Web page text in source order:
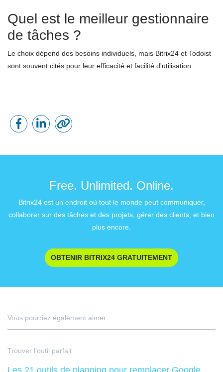
Quel est le meilleur gestionnaire
de tâches ?
Le choix dépend des besoins individuels, mais Bitrix24 et Todoist
sont souvent cités pour leur efficacité et facilité d'utilisation.
Free. Unlimited. Online.
Bitrix24 est un endroit où tout le monde peut communiquer,
collaborer sur des tâches et des projets, gérer des clients, et bien
plus encore.
OBTENIR BITRIX24 GRATUITEMENT
Vous pourriez également aimer
Trouver l'outil parfait
Les 21 outils de planning pour remplacer Google